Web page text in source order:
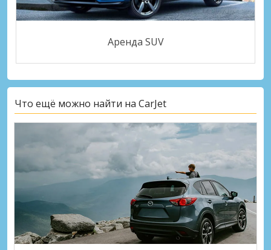
Аренда SUV
Что ещё можно найти на CarJet